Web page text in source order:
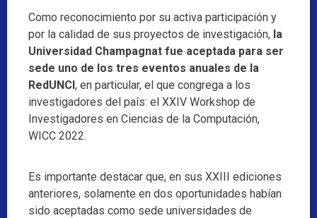
Como reconocimiento por su activa participación y
por la calidad de sus proyectos de investigación, la
Universidad Champagnat fue aceptada para ser
sede uno de los tres eventos anuales de la
RedUNCI, en particular, el que congrega a los
investigadores del país: el XXIV Workshop de
Investigadores en Ciencias de la Computación,
WICC 2022.
Es importante destacar que, en sus XXIII ediciones
anteriores, solamente en dos oportunidades habían
sido aceptadas como sede universidades de